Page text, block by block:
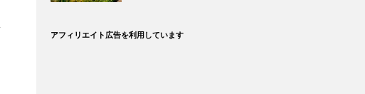
アフィリエイト広告を利用しています